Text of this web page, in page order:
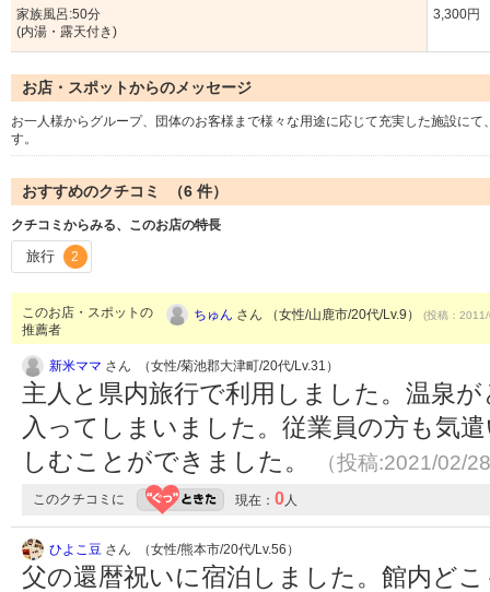
家族風呂:50分
(内湯・露天付き)
3,300円
お店・スポットからのメッセージ
お一人様からグループ、団体のお客様まで様々な用途に応じて充実した施設に
す。
おすすめのクチコミ （6 件）
クチコミからみる、このお店の特長
旅行 2
このお店・スポットの
推薦者
ちゅん さん （女性/山鹿市/20代/Lv.9） (投稿：
新米ママ さん （女性/菊池郡大津町/20代/Lv.31）
主人と県内旅行で利用しました。温泉
入ってしまいました。従業員の方も気
しむことができました。
（投稿:2021/02/
このクチコミに 現在： 0 人
ひよこ豆 さん （女性/熊本市/20代/Lv.56）
父の還暦祝いに宿泊しました。館内ど